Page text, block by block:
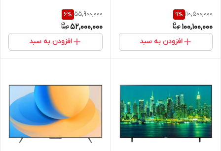
110,500,000
9%
100,100,000
افزودن به سبد
55,900,000
6%
52,000,000
افزودن به سبد